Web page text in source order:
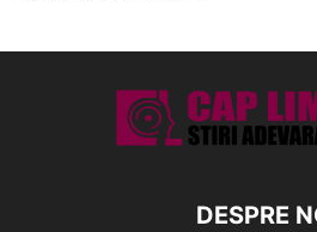
DESPRE